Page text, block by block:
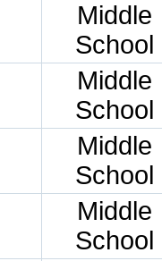
Middle
School
Middle
School
Middle
School
Middle
School